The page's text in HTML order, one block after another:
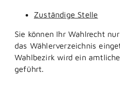
Zuständige Stelle
Sie können Ihr Wahlrecht
das Wählerverzeichnis
Wahlbezirk wird ein
geführt.